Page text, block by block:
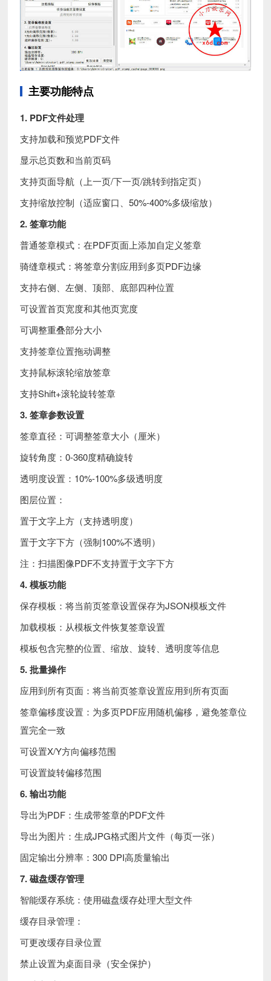
主要功能特点
1. PDF文件处理
支持加载和预览PDF文件
显示总页数和当前页码
支持页面导航（上一页/下一页/跳转到指定页）
支持缩放控制（适应窗口、50%-400%多级缩放）
2. 签章功能
普通签章模式：在PDF页面上添加自定义签章
骑缝章模式：将签章分割应用到多页PDF边缘
支持右侧、左侧、顶部、底部四种位置
可设置首页宽度和其他页宽度
可调整重叠部分大小
支持签章位置拖动调整
支持鼠标滚轮缩放签章
支持Shift+滚轮旋转签章
3. 签章参数设置
签章直径：可调整签章大小（厘米）
旋转角度：0-360度精确旋转
透明度设置：10%-100%多级透明度
图层位置：
置于文字上方（支持透明度）
置于文字下方（强制100%不透明）
注：扫描图像PDF不支持置于文字下方
4. 模板功能
保存模板：将当前页签章设置保存为JSON模板文件
加载模板：从模板文件恢复签章设置
模板包含完整的位置、缩放、旋转、透明度等信息
5. 批量操作
应用到所有页面：将当前页签章设置应用到所有页面
签章偏移度设置：为多页PDF应用随机偏移，避免签章位
置完全一致
可设置X/Y方向偏移范围
可设置旋转偏移范围
6. 输出功能
导出为PDF：生成带签章的PDF文件
导出为图片：生成JPG格式图片文件（每页一张）
固定输出分辨率：300 DPI高质量输出
7. 磁盘缓存管理
智能缓存系统：使用磁盘缓存处理大型文件
缓存目录管理：
可更改缓存目录位置
禁止设置为桌面目录（安全保护）